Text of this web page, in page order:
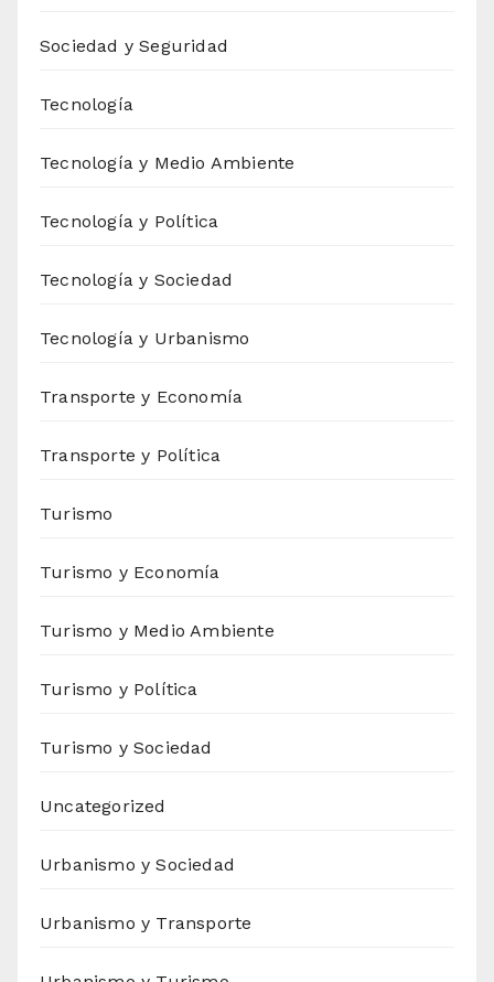
Sociedad y Seguridad
Tecnología
Tecnología y Medio Ambiente
Tecnología y Política
Tecnología y Sociedad
Tecnología y Urbanismo
Transporte y Economía
Transporte y Política
Turismo
Turismo y Economía
Turismo y Medio Ambiente
Turismo y Política
Turismo y Sociedad
Uncategorized
Urbanismo y Sociedad
Urbanismo y Transporte